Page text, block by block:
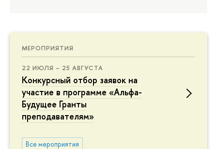
МЕРОПРИЯТИЯ
22 ИЮЛЯ – 25 АВГУСТА
Конкурсный отбор заявок на
участие в программе «Альфа-
Будущее Гранты
преподавателям»
Все мероприятия